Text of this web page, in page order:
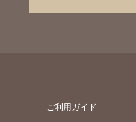
ご利用ガイド